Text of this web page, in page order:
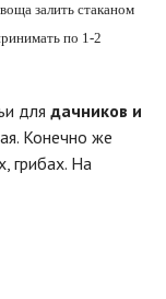
залить стаканом
по 1-2
для дачников и
Конечно же
грибах. На